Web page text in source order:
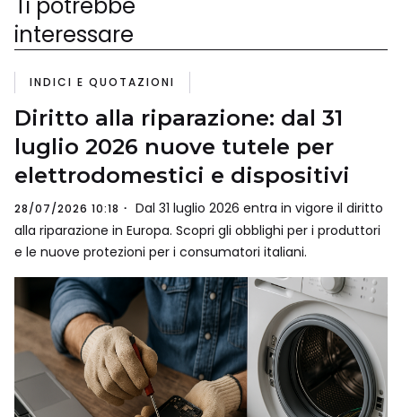
interessare
INDICI E QUOTAZIONI
Diritto alla riparazione: dal 31
luglio 2026 nuove tutele per
elettrodomestici e dispositivi
28/07/2026 10:18
Dal 31 luglio 2026 entra in vigore il diritto
alla riparazione in Europa. Scopri gli obblighi per i produttori
e le nuove protezioni per i consumatori italiani.